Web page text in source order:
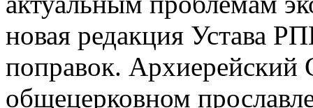
новая редакция Устава
поправок. Архиерейский
общецерковном